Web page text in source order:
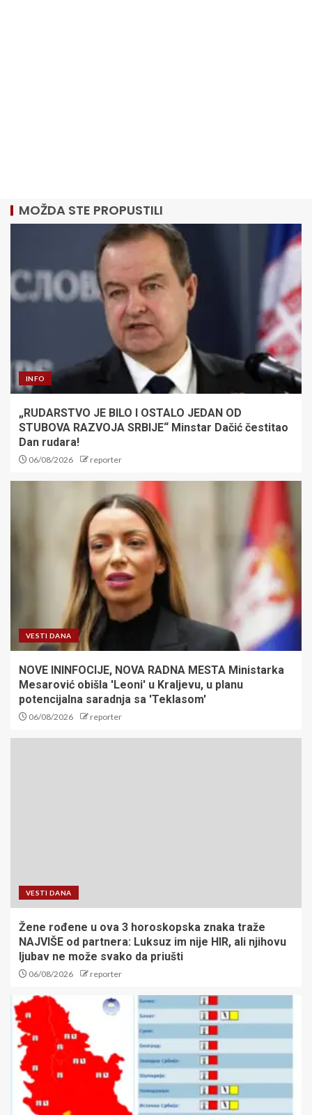
MOŽDA STE PROPUSTILI
INFO
„RUDARSTVO JE BILO I OSTALO JEDAN OD
STUBOVA RAZVOJA SRBIJE“ Minstar Dačić čestitao
Dan rudara!
06/08/2026 reporter
VESTI DANA
NOVE ININFOCIJE, NOVA RADNA MESTA Ministarka
Mesarović obišla 'Leoni' u Kraljevu, u planu
potencijalna saradnja sa 'Teklasom'
06/08/2026 reporter
VESTI DANA
Žene rođene u ova 3 horoskopska znaka traže
NAJVIŠE od partnera: Luksuz im nije HIR, ali njihovu
ljubav ne može svako da priušti
06/08/2026 reporter